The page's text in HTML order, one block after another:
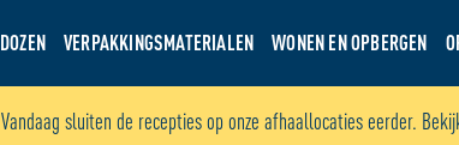
DOZEN VERPAKKINGSMATERIALEN WONEN EN OPBERGEN
Vandaag sluiten de recepties op onze afhaallocaties eerder.